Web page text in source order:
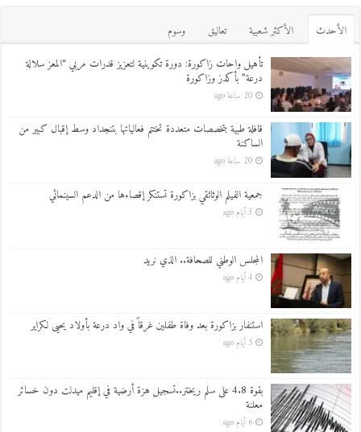
اﻷحدث اﻷكثر شعبية تعاليق
وسوم
تأهيل واحات زاكورة: دورة تكوينية لتعزيز قدرات مربي “المعز سلالة
درعة” بأكدز وزاكورة
20 ساعة ago
قافلة طبية بتخصصات متعددة تختتم فعالياتها بتنجداد وسط إقبال كبير من
الساكنة
20 ساعة ago
جمعية الفيلم الوثائقي بزاكورة تستنكر إقصاءها من الدعم السينمائي
3 أيام ago
المجلس الوطني للصحافة.. الذي نريد
4 أيام ago
استنفار بزاكورة بعد وفاة طفلين غرقاً في واد درعة بأولاد يحيى لكراير
5 أيام ago
بقوة 4.8 على سلم ريختر..تسجيل هزة أرضية في إقليم ميدلت دون خسائر
معلنة
6 أيام ago